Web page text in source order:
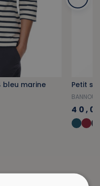
bleu marine Petit
BANNOU